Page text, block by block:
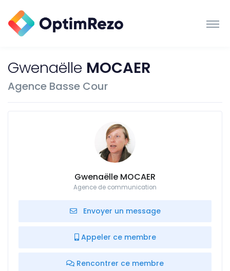
Gwenaëlle MOCAER
Agence Basse Cour
Gwenaëlle MOCAER
Agence de communication
Envoyer un message
Appeler ce membre
Rencontrer ce membre